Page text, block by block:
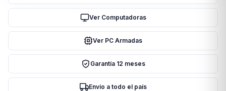
2G
(3280)
Ver Computadoras
Ver PC Armadas
Garantía 12 meses
Envío a todo el país